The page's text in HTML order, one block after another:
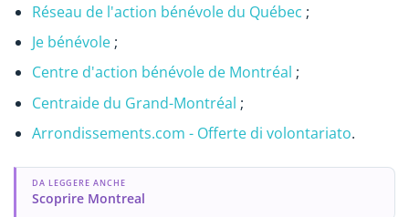
Réseau de l'action bénévole du Québec ;
Je bénévole ;
Centre d'action bénévole de Montréal ;
Centraide du Grand-Montréal ;
Arrondissements.com - Offerte di volontariato.
DA LEGGERE ANCHE
Scoprire Montreal